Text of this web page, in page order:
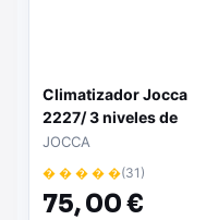
Climatizador Jocca
2227/ 3 niveles de
velocidad/ 80W/
Depósito 3L
JOCCA
� � � � �(31)
75,00 €